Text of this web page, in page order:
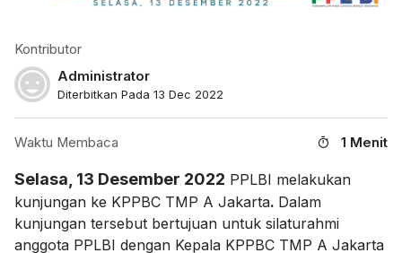
Kontributor
Administrator
Diterbitkan Pada 13 Dec 2022
Waktu Membaca 1 Menit
Selasa, 13 Desember 2022 PPLBI melakukan
kunjungan ke KPPBC TMP A Jakarta. Dalam
kunjungan tersebut bertujuan untuk silaturahmi
anggota PPLBI dengan Kepala KPPBC TMP A Jakarta